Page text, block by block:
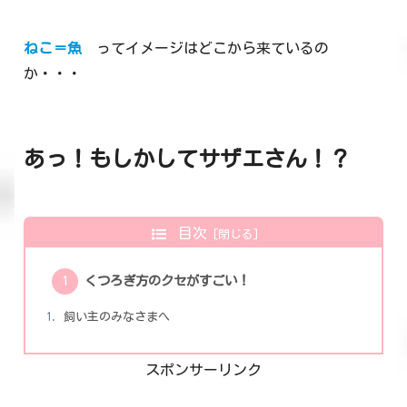
ねこ＝魚
ってイメージはどこから来ているの
か・・・
あっ！もしかしてサザエさん！？
目次
くつろぎ方のクセがすごい！
飼い主のみなさまへ
スポンサーリンク